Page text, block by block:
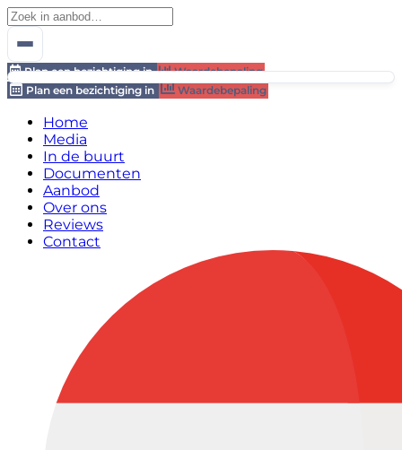
Plan een bezichtiging in
Waardebepaling
Plan een bezichtiging in
Waardebepaling
Home
Media
In de buurt
Documenten
Aanbod
Over ons
Reviews
Contact